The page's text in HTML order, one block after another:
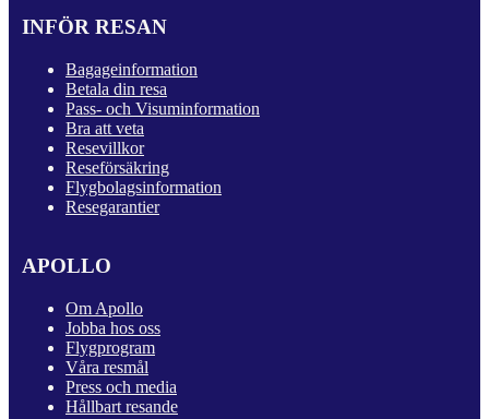
INFÖR RESAN
Bagageinformation
Betala din resa
Pass- och Visuminformation
Bra att veta
Resevillkor
Reseförsäkring
Flygbolagsinformation
Resegarantier
APOLLO
Om Apollo
Jobba hos oss
Flygprogram
Våra resmål
Press och media
Hållbart resande